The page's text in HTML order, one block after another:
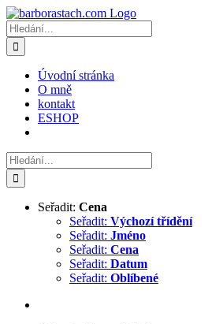
Přeskočit
na
obsah
Hledat:
Úvodní stránka
O mně
kontakt
ESHOP
Hledat:
Seřadit: Cena
Seřadit: Výchozí třídění
Seřadit: Jméno
Seřadit: Cena
Seřadit: Datum
Seřadit: Oblíbené